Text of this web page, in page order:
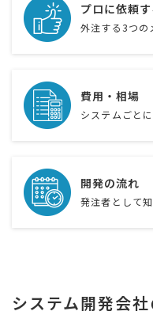
プロに依頼
外注する3つの
費用・相場
システムごと
開発の流れ
発注者として
システム開発会